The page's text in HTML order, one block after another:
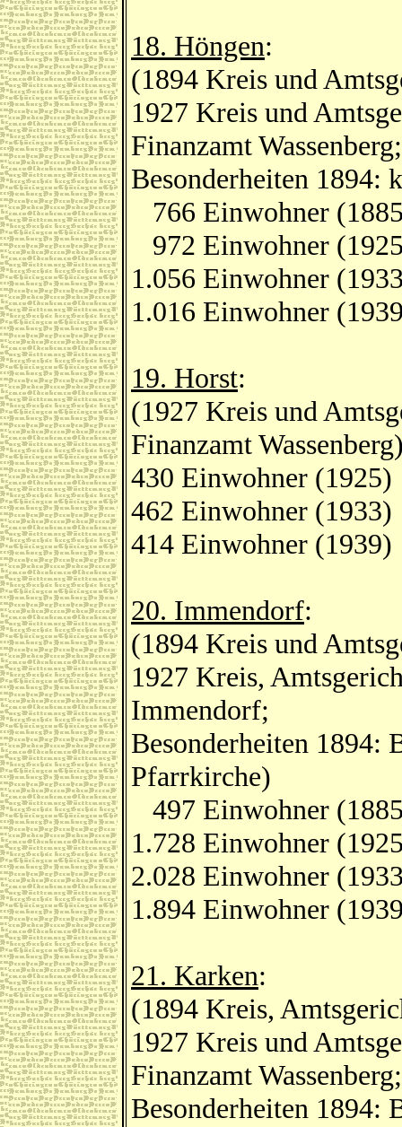
18. Höngen:
(1894 Kreis und
1927 Kreis und
Finanzamt Wassenberg;
Besonderheiten 1894:
766 Einwohner
972 Einwohner
1.056 Einwohner
1.016 Einwohner
19. Horst:
(1927 Kreis und
Finanzamt
430 Einwohner (1925)
462 Einwohner (1933)
414 Einwohner (1939)
20. Immendorf:
(1894 Kreis und
1927 Kreis,
Immendorf;
Besonderheiten 1894:
Pfarrkirche)
497 Einwohner
1.728 Einwohner
2.028 Einwohner
1.894 Einwohner
21. Karken:
(1894 Kreis,
1927 Kreis und
Finanzamt Wassenberg;
Besonderheiten 1894: